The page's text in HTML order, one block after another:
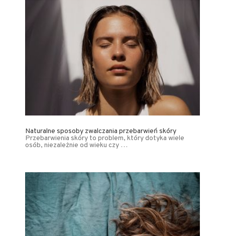
Naturalne sposoby zwalczania przebarwień skóry
Przebarwienia skóry to problem, który dotyka wiele
osób, niezależnie od wieku czy …